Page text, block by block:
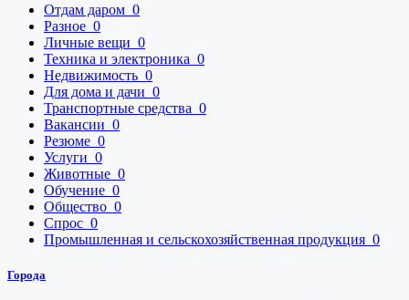
Отдам даром 0
Разное 0
Личные вещи 0
Техника и электроника 0
Недвижимость 0
Для дома и дачи 0
Транспортные средства 0
Вакансии 0
Резюме 0
Услуги 0
Животные 0
Обучение 0
Общество 0
Спрос 0
Промышленная и сельскохозяйственная продукция 0
Города